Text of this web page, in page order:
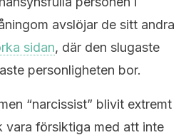
avslöjar de sitt andra
sidan, där den slugaste
personligheten bor.
“narcissist” blivit extremt
vara försiktiga med att inte